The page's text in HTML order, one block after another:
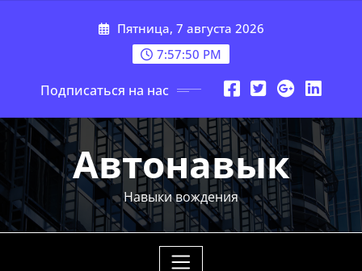
Пятница, 7 августа 2026
7:57:52 PM
Подписаться на нас
Автонавык
Навыки вождения